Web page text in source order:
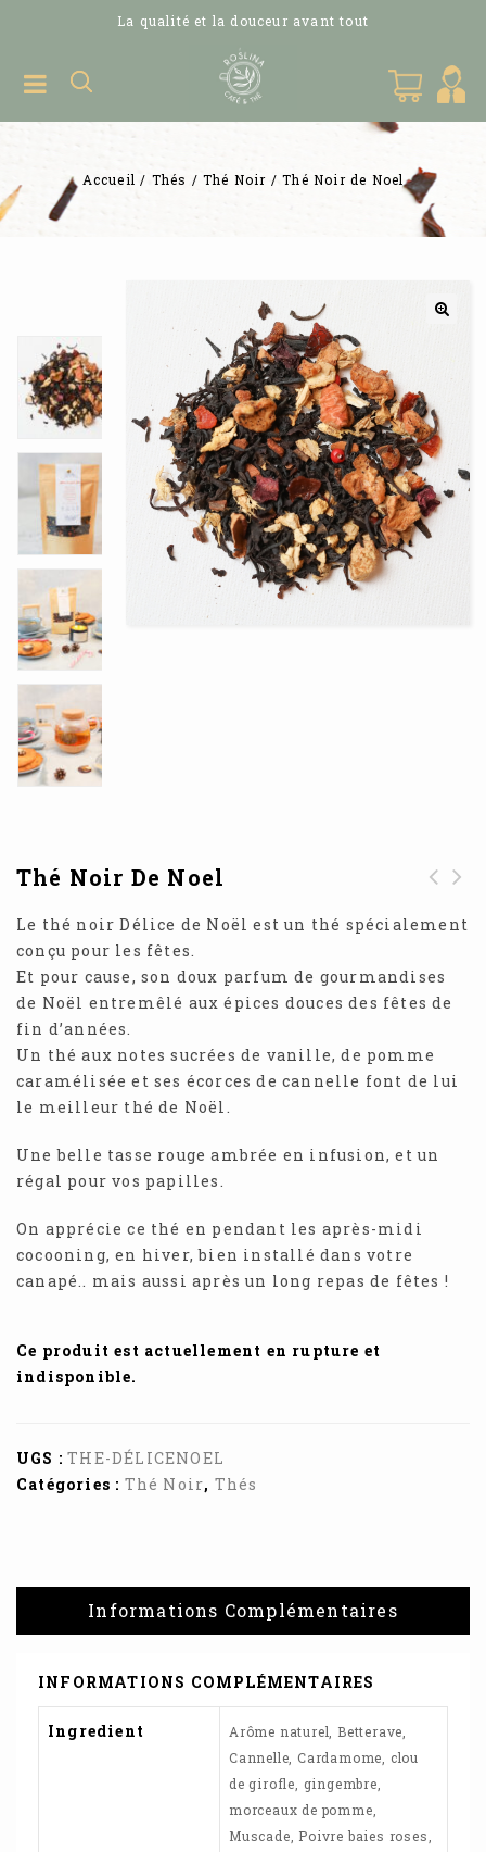
La qualité et la douceur avant tout
Accueil / Thés / Thé Noir /Thé Noir de Noel
Thé Noir De Noel
Le thé noir Délice de Noël est un thé spécialement
conçu pour les fêtes.
Et pour cause, son doux parfum de gourmandises
de Noël entremêlé aux épices douces des fêtes de
fin d’années.
Un thé aux notes sucrées de vanille, de pomme
caramélisée et ses écorces de cannelle font de lui
le meilleur thé de Noël.
Une belle tasse rouge ambrée en infusion, et un
régal pour vos papilles.
On apprécie ce thé en pendant les après-midi
cocooning, en hiver, bien installé dans votre
canapé.. mais aussi après un long repas de fêtes !
Ce produit est actuellement en rupture et
indisponible.
UGS :THE-DÉLICENOEL
Catégories : Thé Noir, Thés
Informations Complémentaires
INFORMATIONS COMPLÉMENTAIRES
Ingredient
Arôme naturel, Betterave,
Cannelle, Cardamome, clou
de girofle, gingembre,
morceaux de pomme,
Muscade, Poivre baies roses,